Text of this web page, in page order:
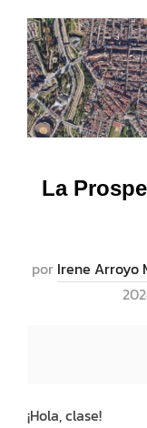
La
por Irene Arroyo
¡Hola, clase!